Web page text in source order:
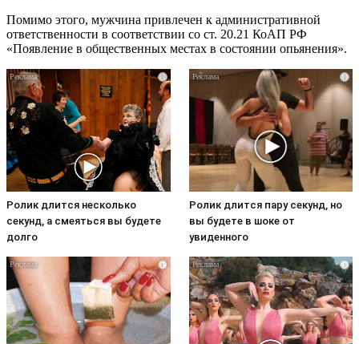
Помимо этого, мужчина привлечен к административной
ответственности в соответствии со ст. 20.21 КоАП РФ
«Появление в общественных местах в состоянии опьянения».
i
Ролик длится несколько
секунд, а смеяться вы будете
долго
i
Ролик длится пару секунд, но
вы будете в шоке от
увиденного
i i